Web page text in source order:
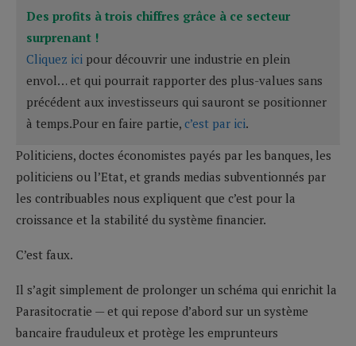
Des profits à trois chiffres grâce à ce secteur
surprenant !
Cliquez ici pour découvrir une industrie en plein
envol… et qui pourrait rapporter des plus-values sans
précédent aux investisseurs qui sauront se positionner
à temps.Pour en faire partie, c’est par ici.
Politiciens, doctes économistes payés par les banques, les
politiciens ou l’Etat, et grands medias subventionnés par
les contribuables nous expliquent que c’est pour la
croissance et la stabilité du système financier.
C’est faux.
Il s’agit simplement de prolonger un schéma qui enrichit la
Parasitocratie — et qui repose d’abord sur un système
bancaire frauduleux et protège les emprunteurs